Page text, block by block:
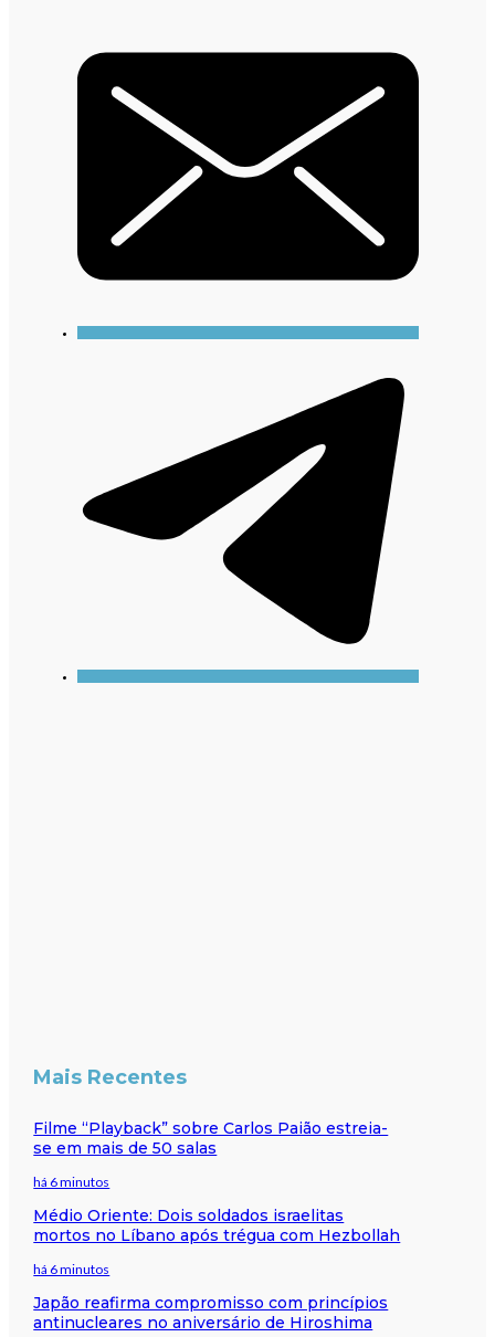
Mais Recentes
Filme “Playback” sobre Carlos Paião estreia-
se em mais de 50 salas
há 6 minutos
Médio Oriente: Dois soldados israelitas
mortos no Líbano após trégua com Hezbollah
há 6 minutos
Japão reafirma compromisso com princípios
antinucleares no aniversário de Hiroshima